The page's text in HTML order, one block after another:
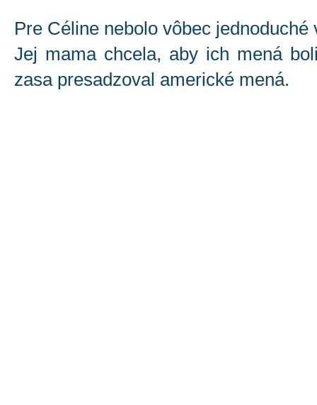
Pre Céline nebolo vôbec
Jej mama chcela, aby ich mená
zasa presadzoval americké mená.